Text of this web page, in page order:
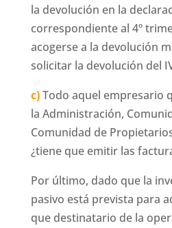
la devolución en la
correspondiente al 4º
acogerse a la devolución
solicitar la devolución del
c)Todo aquel empresario
la Administración,
Comunidad de
¿tiene que emitir las
Por último, dado que la
pasivo está prevista para
que destinatario de la